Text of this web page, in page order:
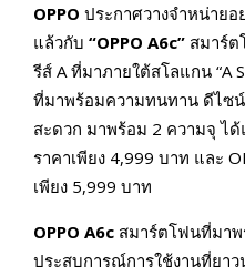
OPPO ประกาศวางจำหน่ายอ
แล้วกับ “OPPO A6c” สมาร์
รีส์ A ที่มาภายใต้สโลแกน “A
ที่มาพร้อมความทนทาน ดีไซ
สะดวก มาพร้อม 2 ความจุ ได้
ราคาเพียง 4,999 บาท และ
เพียง 5,999 บาท
OPPO A6c สมาร์ตโฟนที่มา
ประสบการณ์การใช้งานที่ยา